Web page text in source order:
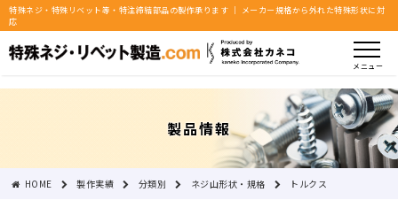
特殊ネジ・特殊リベット等・特注締結部品の製作承ります ｜ メーカー規格から外れた特殊形状に対
応
メニュー
製品情報
HOME 製作実績 分類別 ネジ山形状・規格 トルクス